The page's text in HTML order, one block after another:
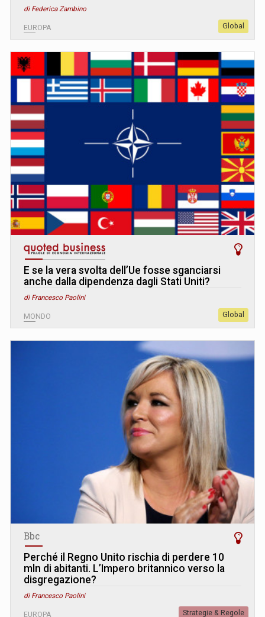
di Federica Zambino
EUROPA Global
E se la vera svolta dell’Ue fosse sganciarsi
anche dalla dipendenza dagli Stati Uniti?
di Francesco Paolini
MONDO Global
Bbc
Perché il Regno Unito rischia di perdere 10
mln di abitanti. L’Impero britannico verso la
disgregazione?
di Francesco Paolini
EUROPA Strategie & Regole